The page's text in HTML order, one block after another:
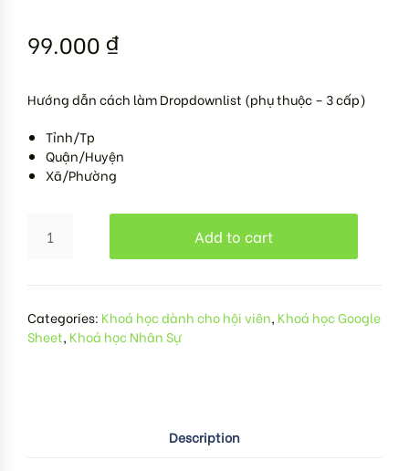
99.000 ₫
Hướng dẫn cách làm Dropdownlist (phụ thuộc – 3 cấp)
Tỉnh/Tp
Quận/Huyện
Xã/Phường
Add to cart
Categories: Khoá học dành cho hội viên, Khoá học Google
Sheet, Khoá học Nhân Sự
Description